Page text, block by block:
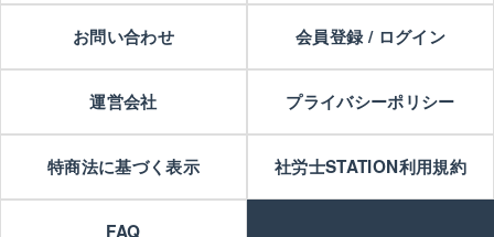
お問い合わせ 会員登録 / ログイン
運営会社 プライバシーポリシー
特商法に基づく表示 社労士STATION利用規約
FAQ